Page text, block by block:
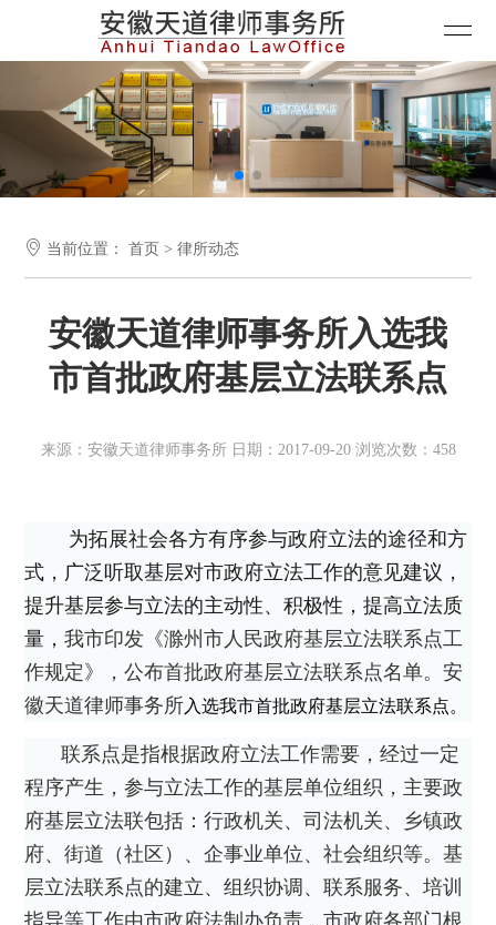
 当前位置：首页 >律所动态
安徽天道律师事务所入选我
市首批政府基层立法联系点
来源：安徽天道律师事务所 日期：2017-09-20 浏览次数：458
为拓展社会各方有序参与政府立法的途径和方
式，广泛听取基层对市政府立法工作的意见建议，
提升基层参与立法的主动性、积极性，提高立法质
量，我市印发《滁州市人民政府基层立法联系点工
作规定》，公布首批政府基层立法联系点名单。安
徽天道律师事务所入选我市首批政府基层立法联系点。
联系点是指根据政府立法工作需要，经过一定
程序产生，参与立法工作的基层单位组织，主要政
府基层立法联包括：行政机关、司法机关、乡镇政
府、街道（社区）、企事业单位、社会组织等。基
层立法联系点的建立、组织协调、联系服务、培训
指导等工作由市政府法制办负责，市政府各部门根